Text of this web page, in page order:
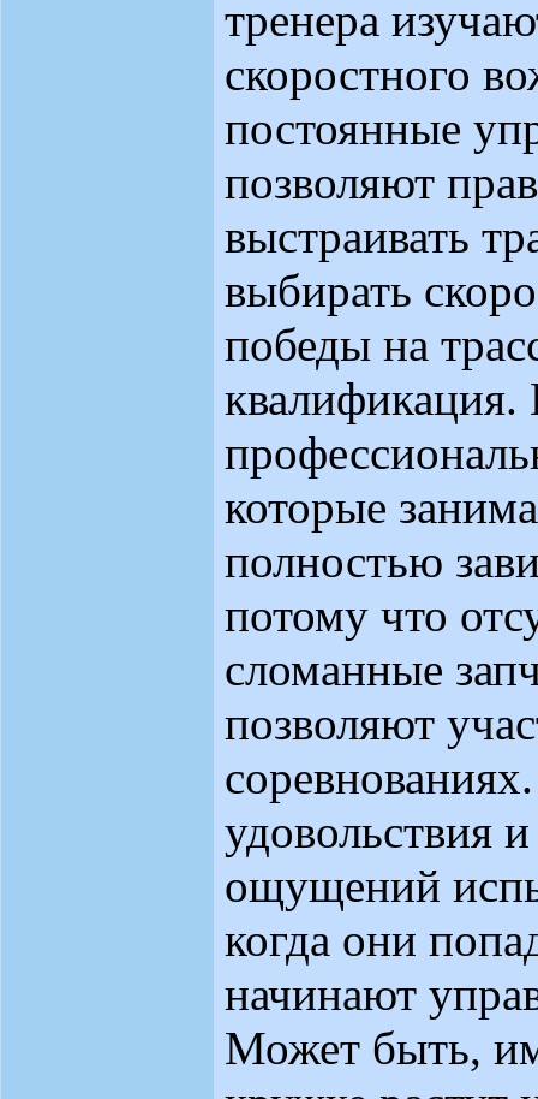
тренера
скоростного
постоянные
позволяют
выстраивать
выбирать
победы на
квалификация.
которые
полностью
потому что
сломанные
позволяют
удовольствия
ощущений
когда они
начинают
Может быть,